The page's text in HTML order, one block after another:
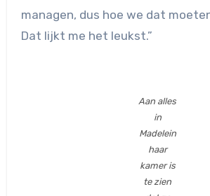
managen, dus hoe we dat
Dat lijkt me het leukst.”
Aan alles
in
Madelein
haar
kamer is
te zien